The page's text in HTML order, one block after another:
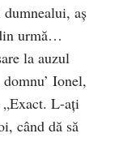
aş
urmă…
la auzul
Ionel,
„Exact. L-aţi
când dă să